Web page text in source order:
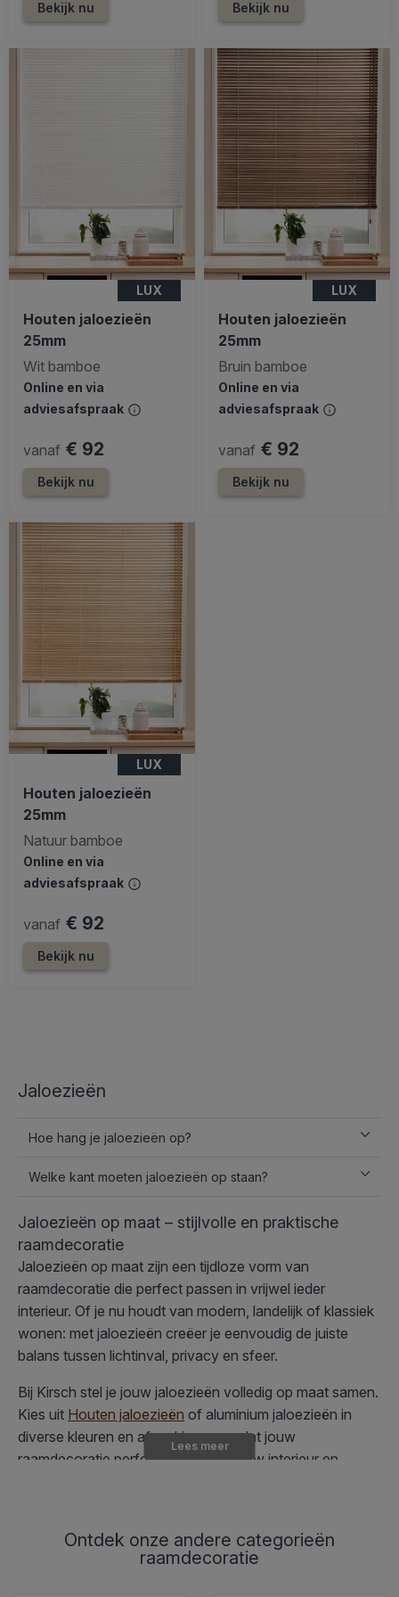
Bekijk nu Bekijk nu
LUX
Houten jaloezieën
25mm
Wit bamboe
Online en via
adviesafspraak
vanaf € 92
Bekijk nu
LUX
Houten jaloezieën
25mm
Bruin bamboe
Online en via
adviesafspraak
vanaf € 92
Bekijk nu
LUX
Houten jaloezieën
25mm
Natuur bamboe
Online en via
adviesafspraak
vanaf € 92
Bekijk nu
Ontdek onze andere categorieën
raamdecoratie
Jaloezieën op maat – stijlvolle en praktische
raamdecoratie
Jaloezieën op maat zijn een tijdloze vorm van
raamdecoratie die perfect passen in vrijwel ieder
interieur. Of je nu houdt van modern, landelijk of klassiek
wonen: met jaloezieën creëer je eenvoudig de juiste
balans tussen lichtinval, privacy en sfeer.
Bij Kirsch stel je jouw jaloezieën volledig op maat samen.
Kies uit Houten jaloezieën of aluminium jaloezieën in
diverse kleuren en afwerkingen, zodat jouw
raamdecoratie perfect aansluit bij jouw interieur en
licht er binnenkomt. Wil je meer privacy of juist extra
daglicht? Met een simpele beweging kantel je de lamellen
Jaloezieën
Hoe hang je jaloezieën op?
Welke kant moeten jaloezieën op staan?
Lees meer